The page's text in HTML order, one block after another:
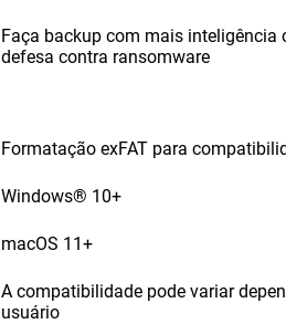
Faça backup com mais
defesa contra ransomware
Formatação exFAT para
Windows® 10+
macOS 11+
A compatibilidade pode variar
usuário